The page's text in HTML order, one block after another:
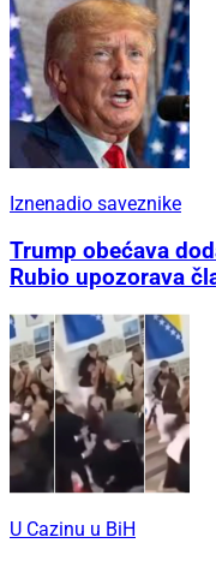
Iznenadio saveznike
Trump obećava
Rubio upozorava
U Cazinu u BiH